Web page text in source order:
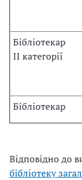
Бібліотекар
II категорії
Бібліотекар
Відповідно до
бібліотеку